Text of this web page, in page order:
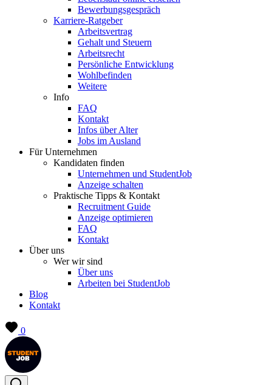
Bewerbungsgespräch
Karriere-Ratgeber
Arbeitsvertrag
Gehalt und Steuern
Arbeitsrecht
Persönliche Entwicklung
Wohlbefinden
Weitere
Info
FAQ
Kontakt
Infos über Alter
Jobs im Ausland
Für Unternehmen
Kandidaten finden
Unternehmen und StudentJob
Anzeige schalten
Praktische Tipps & Kontakt
Recruitment Guide
Anzeige optimieren
FAQ
Kontakt
Über uns
Wer wir sind
Über uns
Arbeiten bei StudentJob
Blog
Kontakt
0